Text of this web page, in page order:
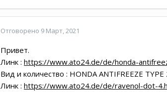
Отговорено 9 Март, 2021
Привет.
Линк : https://www.ato24.de/de/honda-
Вид и количество : HONDA ANTIFREEZE
Линк : https://www.ato24.de/de/ravenol-dot-